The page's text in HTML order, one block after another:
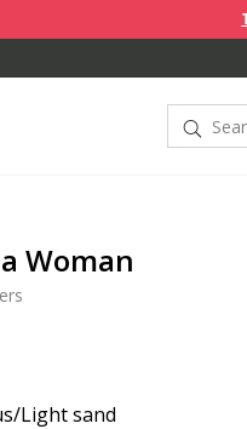
Take
Woman
Light sand